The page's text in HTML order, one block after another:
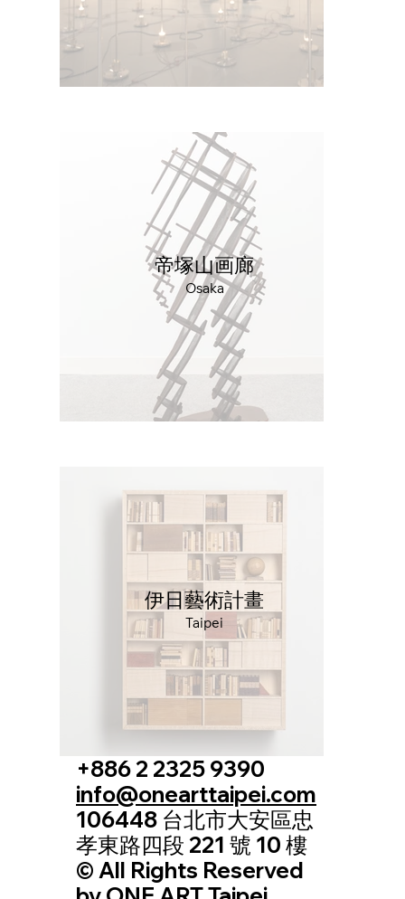
帝塚山画廊
Osaka
伊日藝術計畫
Taipei
+886 2 2325 9390
info@onearttaipei.com
106448 台北市大安區忠
孝東路四段 221 號 10 樓
© All Rights Reserved